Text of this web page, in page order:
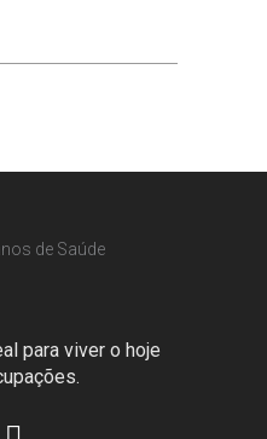
para viver o hoje